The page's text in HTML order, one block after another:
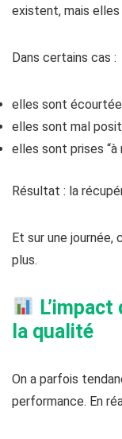
existent, mais
Dans certains cas :
elles sont
elles sont mal
elles sont prises
Résultat : la
Et sur une journée,
plus.
la qualité
On a parfois
performance. En